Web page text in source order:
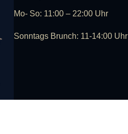
Mo- So: 11:00 – 22:00 Uhr
Sonntags Brunch: 11-14:00 Uhr